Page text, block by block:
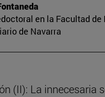
en la Facultad
de Navarra
(II): La innecesaria